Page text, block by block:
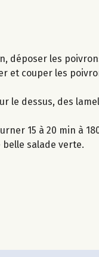
déposer les
et couper les
le dessus, des
15 à 20 min à
salade verte.